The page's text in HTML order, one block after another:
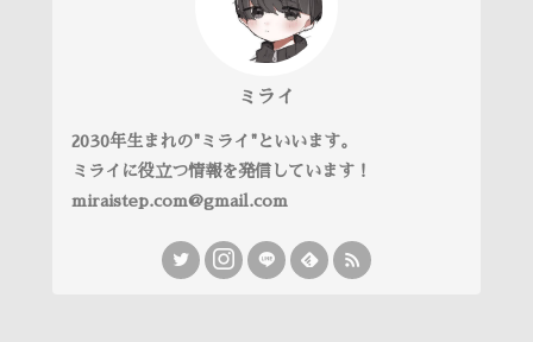
ミライ
2030年生まれの"ミライ"といいます。
ミライに役立つ情報を発信しています！
miraistep.com@gmail.com